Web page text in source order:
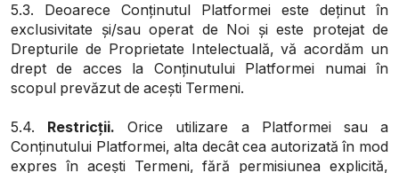
5.3. Deoarece Conținutul Platformei este deținut în
exclusivitate și/sau operat de Noi și este protejat de
Drepturile de Proprietate Intelectuală, vă acordăm un
drept de acces la Conținutului Platformei numai în
scopul prevăzut de acești Termeni.
5.4. Restricții. Orice utilizare a Platformei sau a
Conținutului Platformei, alta decât cea autorizată în mod
expres în acești Termeni, fără permisiunea explicită,